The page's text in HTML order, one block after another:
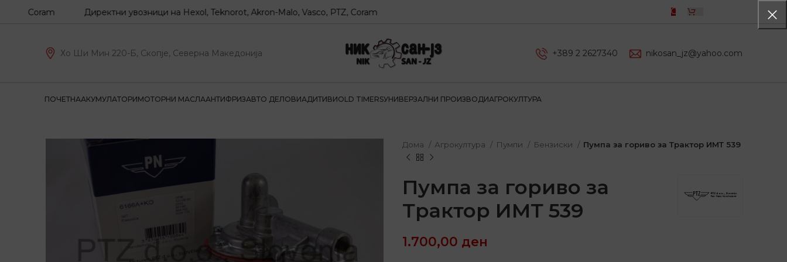
Coram Директни увозници на Hexol, Teknorot, Akron-Malo, Vasco, PTZ, Coram
Хо Ши Мин 220-Б, Скопје, Северна Македонија +389 2 2627340 nikosan_jz@yahoo.com
ПОЧЕТНААКУМУЛАТОРИМОТОРНИ МАСЛААНТИФРИЗАВТО ДЕЛОВИАДИТИВИOLD TIMERSУНИВЕРЗАЛНИ ПРОИЗВОДИАГРОКУЛТУРА
Дома Агрокултура Пумпи Бензиски Пумпа за гориво за Трактор ИМТ 539
Пумпа за гориво за
Трактор ИМТ 539
1.700,00 ден